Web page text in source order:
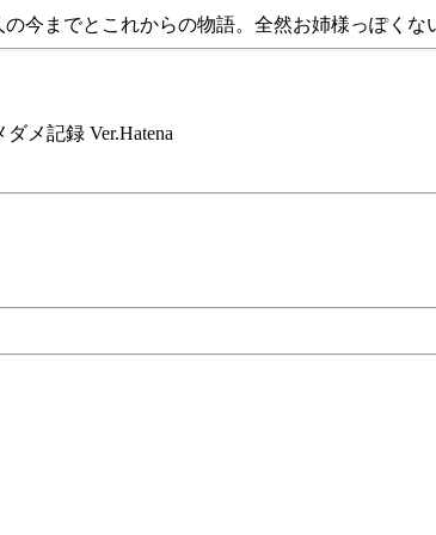
今までとこれからの物語。全然お姉様っぽくな
メ記録 Ver.Hatena